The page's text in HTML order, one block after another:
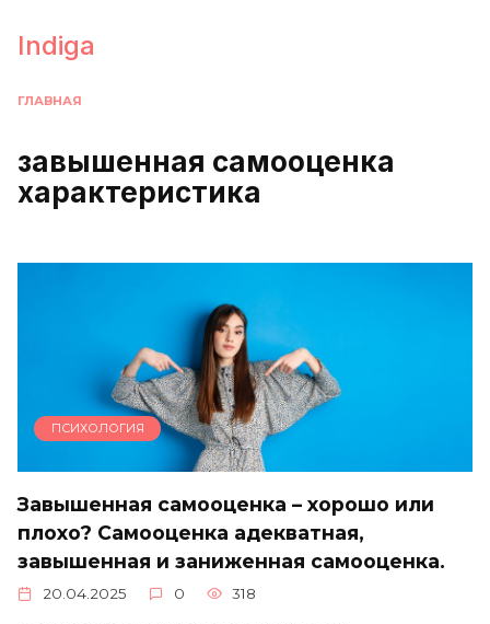
содержанию
Indiga
ГЛАВНАЯ
завышенная самооценка
характеристика
ПСИХОЛОГИЯ
Завышенная самооценка – хорошо или
плохо? Самооценка адекватная,
завышенная и заниженная самооценка.
20.04.2025 0 318